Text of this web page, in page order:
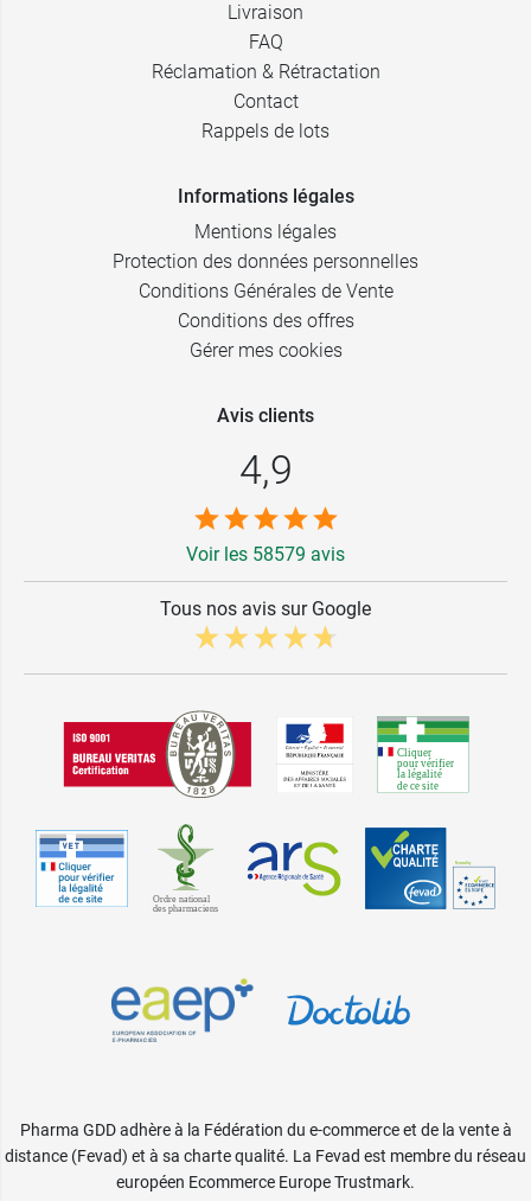
Livraison
FAQ
Réclamation & Rétractation
Contact
Rappels de lots
Informations légales
Mentions légales
Protection des données personnelles
Conditions Générales de Vente
Conditions des offres
Gérer mes cookies
Avis clients
4,9
Voir les 58579 avis
Tous nos avis sur Google
Pharma GDD adhère à la Fédération du e-commerce et de la vente à
distance (Fevad) et à sa charte qualité. La Fevad est membre du réseau
européen Ecommerce Europe Trustmark.